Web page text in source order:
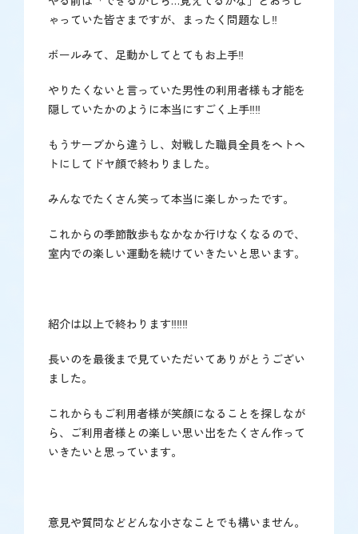
ゃっていた皆さまですが、まったく問題なし‼
ボールみて、足動かしてとてもお上手‼
やりたくないと言っていた男性の利用者様も才能を
隠していたかのように本当にすごく上手‼‼
もうサーブから違うし、対戦した職員全員をヘトヘ
トにしてドヤ顔で終わりました。
みんなでたくさん笑って本当に楽しかったです。
これからの季節散歩もなかなか行けなくなるので、
室内での楽しい運動を続けていきたいと思います。
紹介は以上で終わります‼‼‼
長いのを最後まで見ていただいてありがとうござい
ました。
これからもご利用者様が笑顔になることを探しなが
ら、ご利用者様との楽しい思い出をたくさん作って
いきたいと思っています。
意見や質問などどんな小さなことでも構いません。